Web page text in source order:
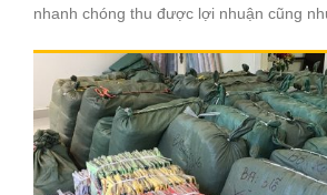
nhanh chóng thu được lợi nhuận cũng